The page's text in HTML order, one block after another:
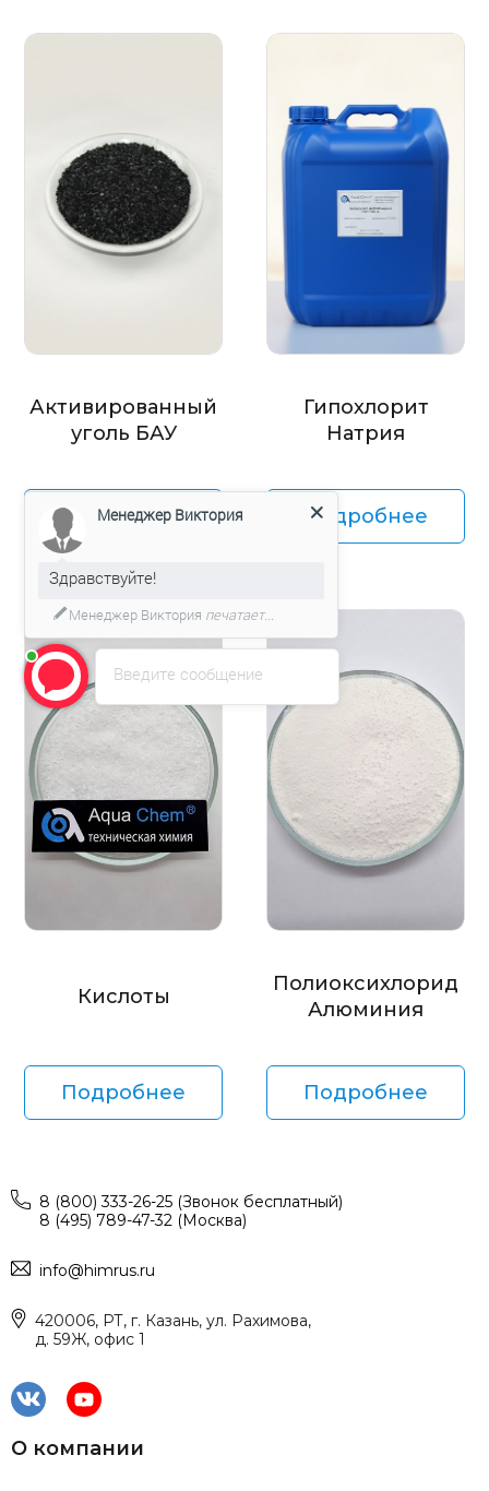
Активированный
уголь БАУ
Подробнее
Гипохлорит
Натрия
Подробнее
Кислоты
Подробнее
Полиоксихлорид
Алюминия
Подробнее
8 (800) 333-26-25 (Звонок бесплатный)
8 (495) 789-47-32 (Москва)
info@himrus.ru
420006, РТ, г. Казань, ул. Рахимова,
д. 59Ж, офис 1
О компании
Введите сообщение
Менеджер Виктория
Здравствуйте!
Менеджер Виктория печатает...